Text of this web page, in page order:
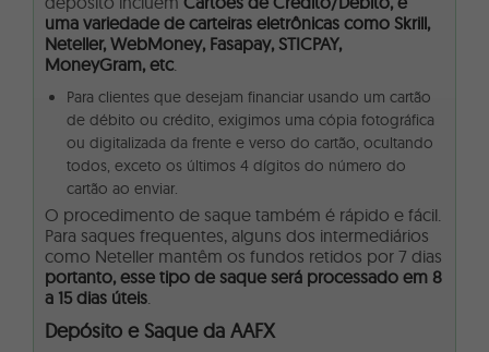
uma variedade de carteiras eletrônicas como Skrill,
Neteller, WebMoney, Fasapay, STICPAY,
MoneyGram, etc
Para clientes que desejam financiar usando um cartão
de débito ou crédito, exigimos uma cópia fotográfica
ou digitalizada da frente e verso do cartão, ocultando
todos, exceto os últimos 4 dígitos do número do
cartão ao enviar.
O procedimento de saque também é rápido e fácil.
Para saques frequentes, alguns dos intermediários
como Neteller mantêm os fundos retidos por 7 dias
portanto, esse tipo de saque será processado em 8
a 15 dias úteis
Depósito e Saque da AAFX